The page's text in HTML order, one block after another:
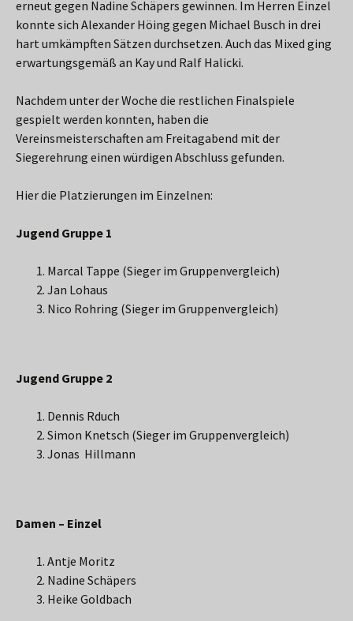
erneut gegen Nadine Schäpers gewinnen. Im Herren Einzel
konnte sich Alexander Höing gegen Michael Busch in drei
hart umkämpften Sätzen durchsetzen. Auch das Mixed ging
erwartungsgemäß an Kay und Ralf Halicki.
Nachdem unter der Woche die restlichen Finalspiele
gespielt werden konnten, haben die
Vereinsmeisterschaften am Freitagabend mit der
Siegerehrung einen würdigen Abschluss gefunden.
Hier die Platzierungen im Einzelnen:
Jugend Gruppe 1
Marcal Tappe (Sieger im Gruppenvergleich)
Jan Lohaus
Nico Rohring (Sieger im Gruppenvergleich)
Jugend Gruppe 2
Dennis Rduch
Simon Knetsch (Sieger im Gruppenvergleich)
Jonas Hillmann
Damen – Einzel
Antje Moritz
Nadine Schäpers
Heike Goldbach